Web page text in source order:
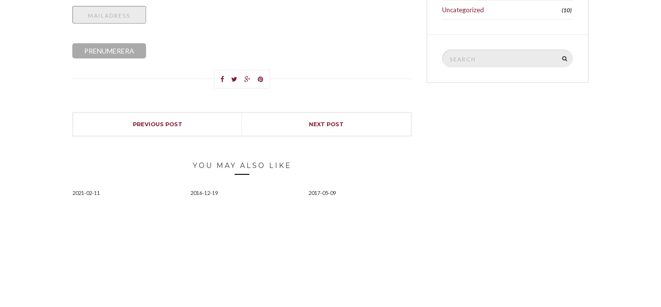
PREVIOUS POST NEXT POST
YOU MAY ALSO LIKE
2021-02-11 2016-12-19 2017-05-09
Uncategorized (10)
Search
for: